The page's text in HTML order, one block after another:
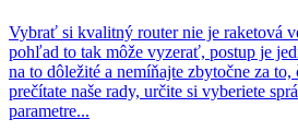
Vybrať si kvalitný router nie je raketová
pohľad to tak môže vyzerať, postup je
na to dôležité a nemíňajte zbytočne za
prečítate naše rady, určite si vyberiete
parametre...